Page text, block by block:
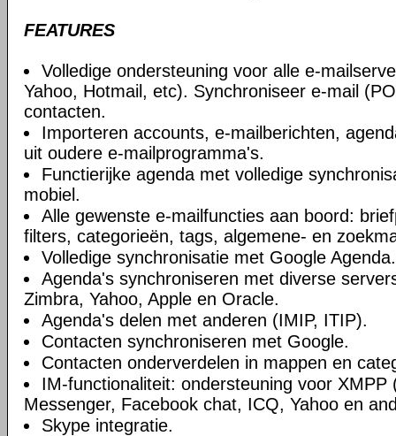
FEATURES
Volledige ondersteuning voor alle e-
Yahoo, Hotmail, etc). Synchroniseer e-mail
contacten.
Importeren accounts, e-mailberichten,
uit oudere e-mailprogramma's.
Functierijke agenda met volledige
mobiel.
Alle gewenste e-mailfuncties aan boord:
filters, categorieën, tags, algemene- en
Volledige synchronisatie met Google Agenda.
Agenda's synchroniseren met diverse
Zimbra, Yahoo, Apple en Oracle.
Agenda's delen met anderen (IMIP, ITIP).
Contacten synchroniseren met Google.
Contacten onderverdelen in mappen en
IM-functionaliteit: ondersteuning voor XMPP
Messenger, Facebook chat, ICQ, Yahoo en
Skype integratie.